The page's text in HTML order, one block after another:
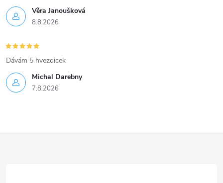
Věra Janoušková
8.8.2026
Michal Darebny
7.8.2026
Dávám 5 hvezdicek